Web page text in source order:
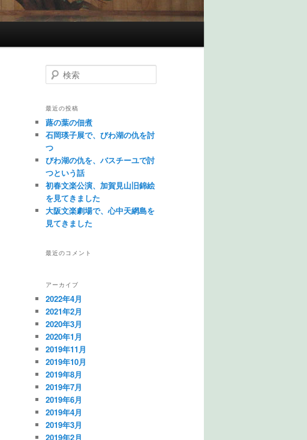
検索
最近の投稿
蕗の葉の佃煮
石岡瑛子展で、びわ湖の仇を討
つ
びわ湖の仇を、バスチーユで討
つという話
初春文楽公演、加賀見山旧錦絵
を見てきました
大阪文楽劇場で、心中天網島を
見てきました
最近のコメント
アーカイブ
2022年4月
2021年2月
2020年3月
2020年1月
2019年11月
2019年10月
2019年8月
2019年7月
2019年6月
2019年4月
2019年3月
2019年2月